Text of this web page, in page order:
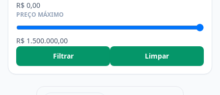
R$ 0,00
PREÇO MÁXIMO
R$ 1.500.000,00
Filtrar
Limpar